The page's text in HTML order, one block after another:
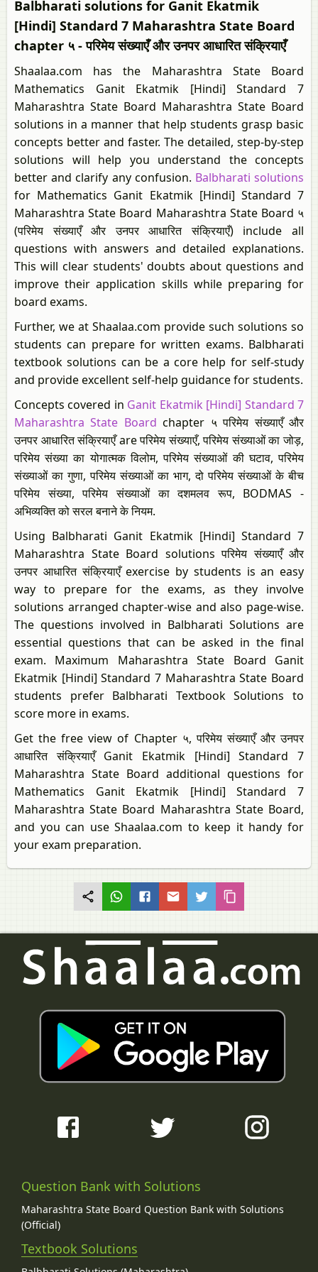
Balbharati solutions for Ganit Ekatmik
[Hindi] Standard 7 Maharashtra State Board
chapter ५ - परिमेय संख्याएँ और उनपर आधारित संक्रियाएँ
Shaalaa.com has the Maharashtra State Board
Mathematics Ganit Ekatmik [Hindi] Standard 7
Maharashtra State Board Maharashtra State Board
solutions in a manner that help students grasp basic
concepts better and faster. The detailed, step-by-step
solutions will help you understand the concepts
better and clarify any confusion. Balbharati solutions
for Mathematics Ganit Ekatmik [Hindi] Standard 7
Maharashtra State Board Maharashtra State Board ५
(परिमेय संख्याएँ और उनपर आधारित संक्रियाएँ) include all
questions with answers and detailed explanations.
This will clear students' doubts about questions and
improve their application skills while preparing for
board exams.
Further, we at Shaalaa.com provide such solutions so
students can prepare for written exams. Balbharati
textbook solutions can be a core help for self-study
and provide excellent self-help guidance for students.
Concepts covered in Ganit Ekatmik [Hindi] Standard 7
Maharashtra State Board chapter ५ परिमेय संख्याएँ और
उनपर आधारित संक्रियाएँ are परिमेय संख्याएँ, परिमेय संख्याओं का जोड़,
परिमेय संख्या का योगात्मक विलोम, परिमेय संख्याओं की घटाव, परिमेय
संख्याओं का गुणा, परिमेय संख्याओं का भाग, दो परिमेय संख्याओं के बीच
परिमेय संख्या, परिमेय संख्याओं का दशमलव रूप, BODMAS -
अभिव्यक्ति को सरल बनाने के नियम.
Using Balbharati Ganit Ekatmik [Hindi] Standard 7
Maharashtra State Board solutions परिमेय संख्याएँ और
उनपर आधारित संक्रियाएँ exercise by students is an easy
way to prepare for the exams, as they involve
solutions arranged chapter-wise and also page-wise.
The questions involved in Balbharati Solutions are
essential questions that can be asked in the final
exam. Maximum Maharashtra State Board Ganit
Ekatmik [Hindi] Standard 7 Maharashtra State Board
students prefer Balbharati Textbook Solutions to
score more in exams.
Get the free view of Chapter ५, परिमेय संख्याएँ और उनपर
आधारित संक्रियाएँ Ganit Ekatmik [Hindi] Standard 7
Maharashtra State Board additional questions for
Mathematics Ganit Ekatmik [Hindi] Standard 7
Maharashtra State Board Maharashtra State Board,
and you can use Shaalaa.com to keep it handy for
your exam preparation.
Question Bank with Solutions
Maharashtra State Board Question Bank with Solutions
(Official)
Textbook Solutions